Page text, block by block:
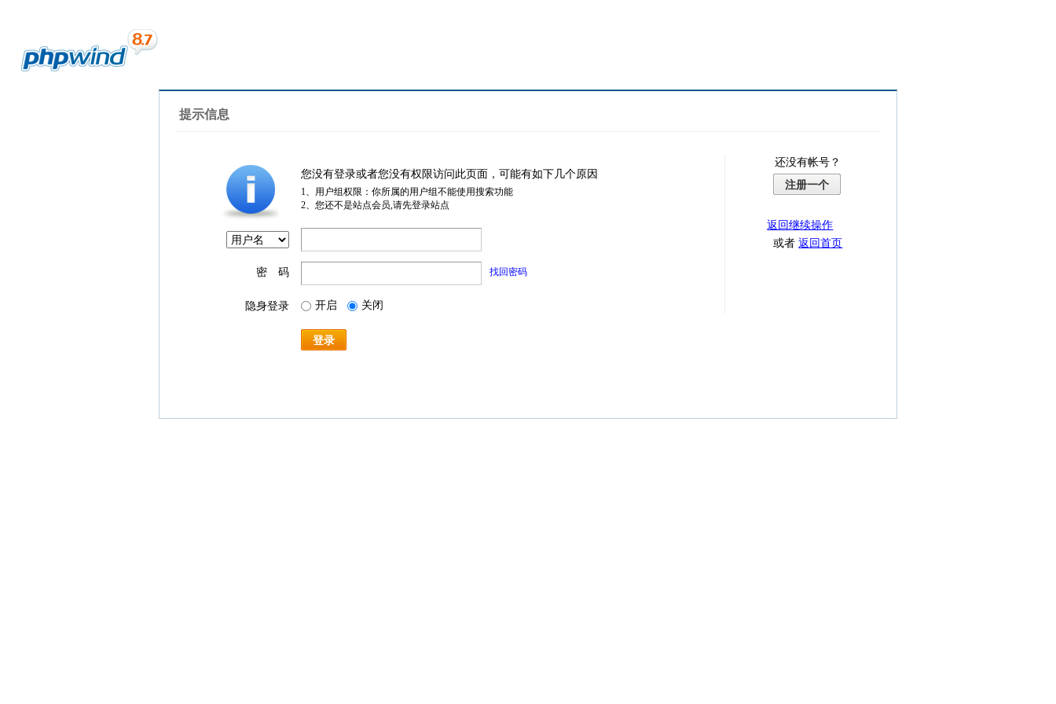
提示信息
您没有登录或者您没有权限访问此页面，可能有如下几个原因
1、用户组权限：你所属的用户组不能使用搜索功能
2、您还不是站点会员,请先登录站点
密 码 找回密码
隐身登录 开启 关闭
登录
还没有帐号？
注册一个
返回继续操作
或者返回首页